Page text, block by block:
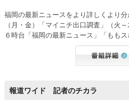
福岡の最新ニュースをより詳しくより
（月・金）「マイニチ出口調査」（火
６時台「福岡の最新ニュース」「ももス
報道ワイド 記者のチカラ